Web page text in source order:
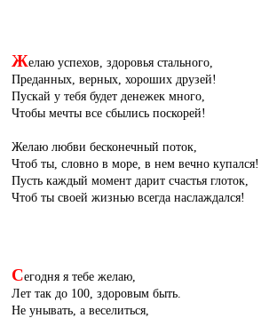
Желаю успехов, здоровья стального,
Преданных, верных, хороших друзей!
Пускай у тебя будет денежек много,
Чтобы мечты все сбылись поскорей!
Желаю любви бесконечный поток,
Чтоб ты, словно в море, в нем вечно купался!
Пусть каждый момент дарит счастья глоток,
Чтоб ты своей жизнью всегда наслаждался!
Сегодня я тебе желаю,
Лет так до 100, здоровым быть.
Не унывать, а веселиться,